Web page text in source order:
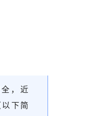
，近
以下简